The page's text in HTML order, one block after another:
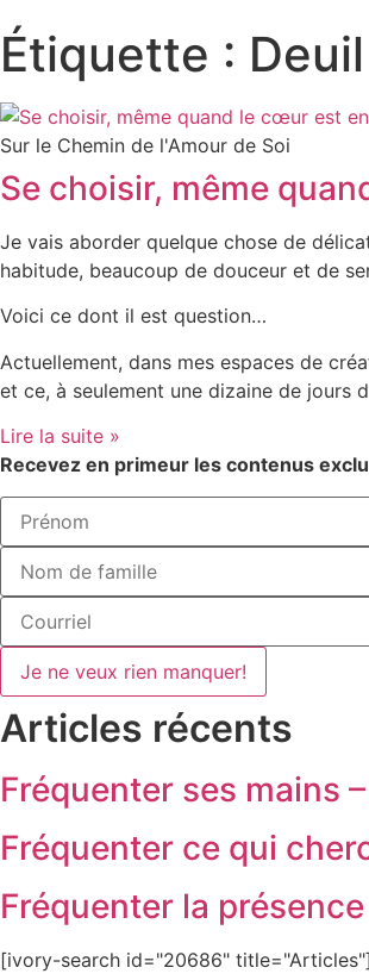
Étiquette : Deuil
Sur le Chemin de l'Amour de Soi
Se choisir, même
Je vais aborder quelque chose de
habitude, beaucoup de douceur et de
Voici ce dont il est question…
Actuellement, dans mes espaces de
et ce, à seulement une dizaine de jours
Lire la suite »
Recevez en primeur les contenus
Je ne veux rien manquer!
Articles récents
Fréquenter ses mains
Fréquenter ce qui
Fréquenter la
[ivory-search id="20686" title="Articles"]